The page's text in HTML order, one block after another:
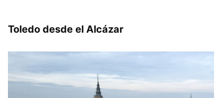
Toledo desde el Alcázar